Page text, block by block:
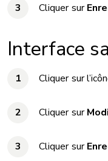
Cliquer sur
Interface
Cliquer sur
Cliquer sur
Cliquer sur